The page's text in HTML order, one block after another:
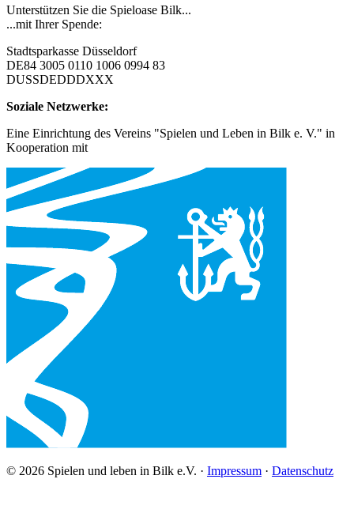
Unterstützen Sie die Spieloase Bilk...
...mit Ihrer Spende:
Stadtsparkasse Düsseldorf
DE84 3005 0110 1006 0994 83
DUSSDEDDDXXX
Soziale Netzwerke:
Eine Einrichtung des Vereins "Spielen und Leben in Bilk e. V." in
Kooperation mit
© 2026 Spielen und leben in Bilk e.V. · Impressum · Datenschutz